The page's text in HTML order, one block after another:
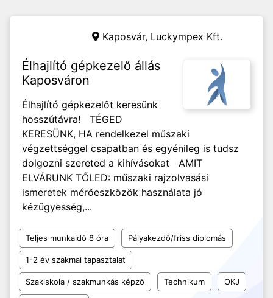
Kaposvár, Luckympex Kft.
Élhajlító gépkezelő állás
Kaposváron
Élhajlító gépkezelőt keresünk
hosszútávra! TÉGED
KERESÜNK, HA rendelkezel műszaki
végzettséggel csapatban és egyénileg is tudsz
dolgozni szereted a kihívásokat AMIT
ELVÁRUNK TŐLED: műszaki rajzolvasási
ismeretek mérőeszközök használata jó
kézügyesség,...
Teljes munkaidő 8 óra Pályakezdő/friss diplomás
1-2 év szakmai tapasztalat
Szakiskola / szakmunkás képző Technikum OKJ